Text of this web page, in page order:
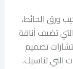
ورق الحائط،
تضيف أناقة
تصميم
التي تناسبك.